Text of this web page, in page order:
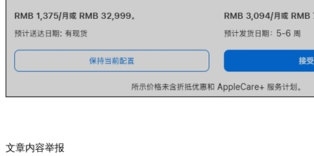
文章内容举报